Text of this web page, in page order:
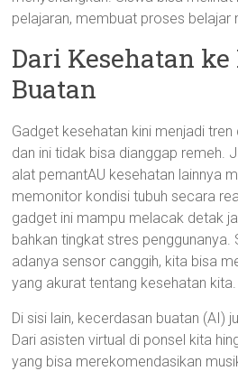
pelajaran, membuat proses belajar
Dari Kesehatan
Buatan
Gadget kesehatan kini menjadi
dan ini tidak bisa dianggap remeh.
alat pemantAU kesehatan lainnya
memonitor kondisi tubuh secara
gadget ini mampu melacak detak
bahkan tingkat stres penggunanya.
adanya sensor canggih, kita bisa
yang akurat tentang kesehatan kita.
Di sisi lain, kecerdasan buatan (AI)
Dari asisten virtual di ponsel kita
yang bisa merekomendasikan